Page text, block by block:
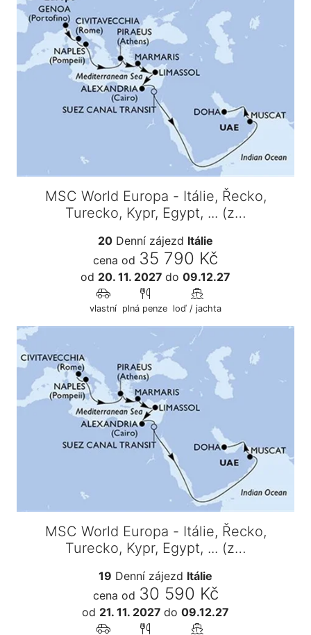
MSC World Europa - Itálie, Řecko,
Turecko, Kypr, Egypt, ... (z…
20 Denní zájezd Itálie
cena od 35 790 Kč
od 20. 11. 2027 do 09.12.27
vlastní plná penze loď / jachta
MSC World Europa - Itálie, Řecko,
Turecko, Kypr, Egypt, ... (z…
19 Denní zájezd Itálie
cena od 30 590 Kč
od 21. 11. 2027 do 09.12.27